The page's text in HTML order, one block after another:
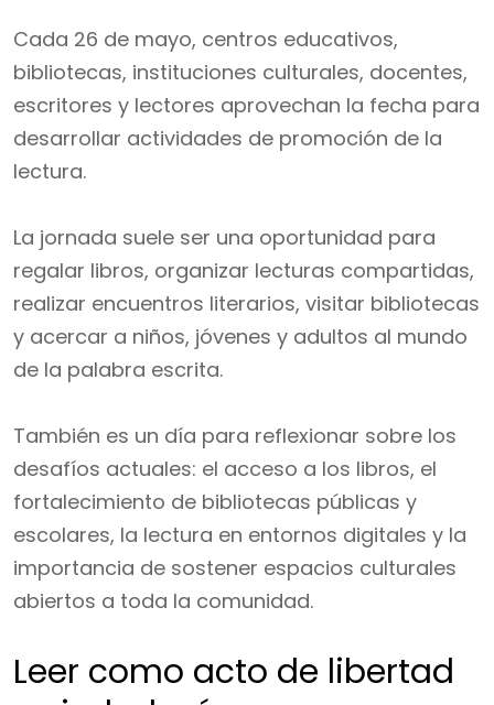
Cada 26 de mayo, centros educativos,
bibliotecas, instituciones culturales, docentes,
escritores y lectores aprovechan la fecha para
desarrollar actividades de promoción de la
lectura.
La jornada suele ser una oportunidad para
regalar libros, organizar lecturas compartidas,
realizar encuentros literarios, visitar bibliotecas
y acercar a niños, jóvenes y adultos al mundo
de la palabra escrita.
También es un día para reflexionar sobre los
desafíos actuales: el acceso a los libros, el
fortalecimiento de bibliotecas públicas y
escolares, la lectura en entornos digitales y la
importancia de sostener espacios culturales
abiertos a toda la comunidad.
Leer como acto de libertad